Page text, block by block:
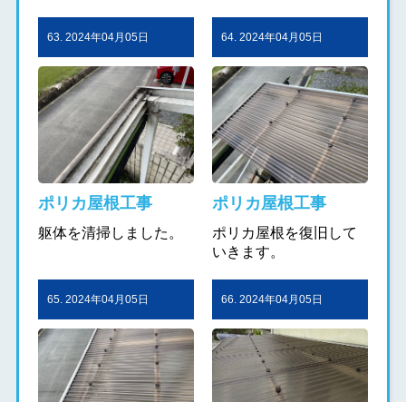
63. 2024年04月05日
ポリカ屋根工事
躯体を清掃しました。
64. 2024年04月05日
ポリカ屋根工事
ポリカ屋根を復旧して
いきます。
65. 2024年04月05日 66. 2024年04月05日